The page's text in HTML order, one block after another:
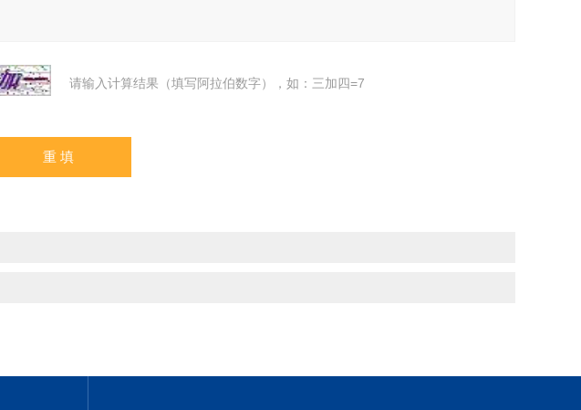
请输入计算结果（填写阿拉伯数字），如：三加四=7